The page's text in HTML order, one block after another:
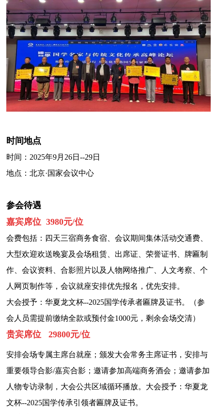
时间地点
时间： 2025年9月26日--29日
地点：北京·国家会议中心
参会待遇
嘉宾席位 3980元/位
会费包括：四天三宿商务食宿、会议期间集体活动交通费、
大型欢迎欢送晚宴及会场租赁、出席证、荣誉证书、牌匾制
作、会议资料、合影照片以及人物网络推广、人文考察、个
人网页制作等，会议就座安排优先报名，优先安排。
大会授予：华夏龙文杯--2025国学传承者匾牌及证书。（参
会人员需提前缴纳全款或预付金1000元，剩余会场交清）
贵宾席位 29800元/位
安排会场专属主席台就座；颁发大会常务主席证书，安排与
重要领导合影/嘉宾合影；邀请参加高端商务酒会；邀请参加
人物专访录制，大会公共区域循环播放。大会授予：华夏龙
文杯--2025国学传承引领者匾牌及证书。